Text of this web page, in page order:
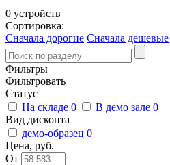
0 устройств
Сортировка:
Сначала дорогие Сначала дешевые
Фильтры
Фильтровать
Статус
На складе 0 В демо зале 0
Вид дисконта
демо-образец 0
Цена, руб.
От